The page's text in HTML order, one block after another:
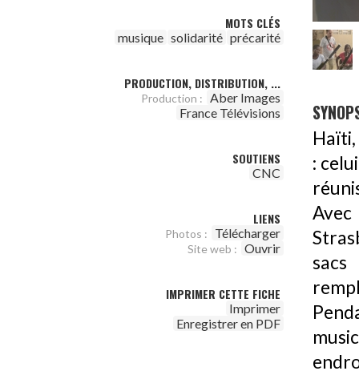
MOTS CLÉS
musique solidarité précarité
PRODUCTION, DISTRIBUTION, ...
Production : Aber Images
France Télévisions
SOUTIENS
CNC
LIENS
Photos : Télécharger
Site web : Ouvrir
IMPRIMER CETTE FICHE
Imprimer
Enregistrer en PDF
: